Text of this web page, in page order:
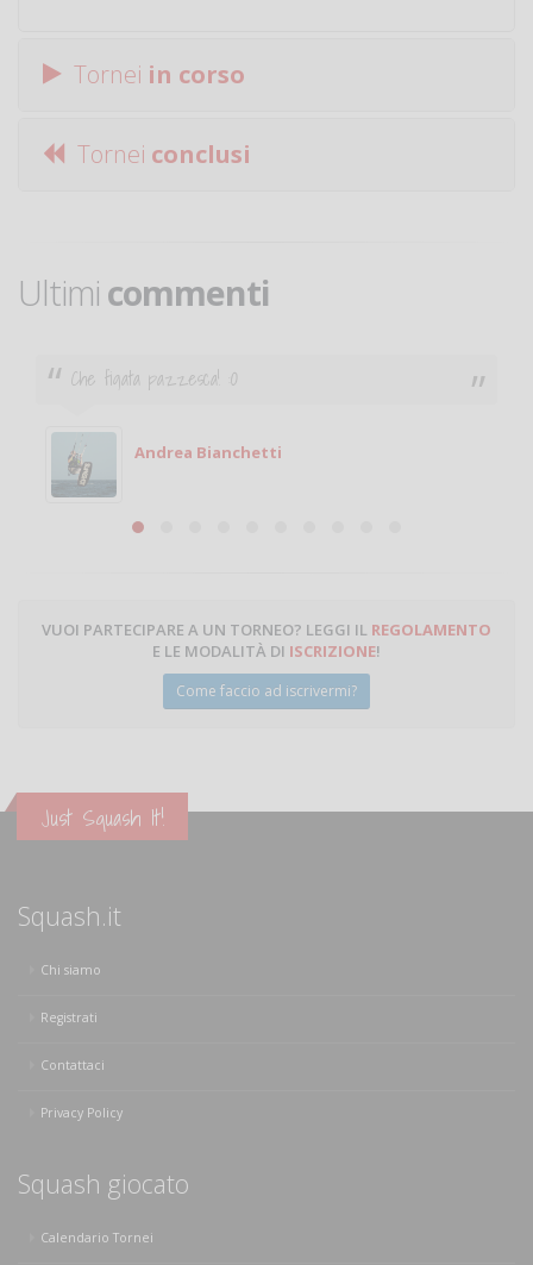
Tornei in corso
Tornei conclusi
Ultimi commenti
Ciao. Sono a Treviglio da poco e vorrei tornare a
giocare. Se sei in zona e puoi giocare fammi sapere.
Michele
Michele Miglionico
VUOI PARTECIPARE A UN TORNEO? LEGGI IL REGOLAMENTO
E LE MODALITÀ DI ISCRIZIONE!
Come faccio ad iscrivermi?
Just Squash It!
Squash.it
Chi siamo
Registrati
Contattaci
Privacy Policy
Squash giocato
Calendario Tornei